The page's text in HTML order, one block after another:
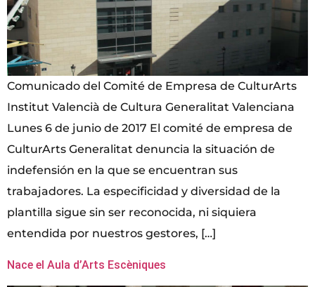
Comunicado del Comité de Empresa de CulturArts
Institut Valencià de Cultura Generalitat Valenciana
Lunes 6 de junio de 2017 El comité de empresa de
CulturArts Generalitat denuncia la situación de
indefensión en la que se encuentran sus
trabajadores. La especificidad y diversidad de la
plantilla sigue sin ser reconocida, ni siquiera
entendida por nuestros gestores, […]
Nace el Aula d’Arts Escèniques